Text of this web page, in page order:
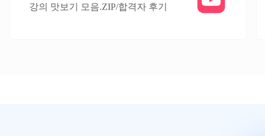
강의 맛보기 모음.ZIP/합격자 후기